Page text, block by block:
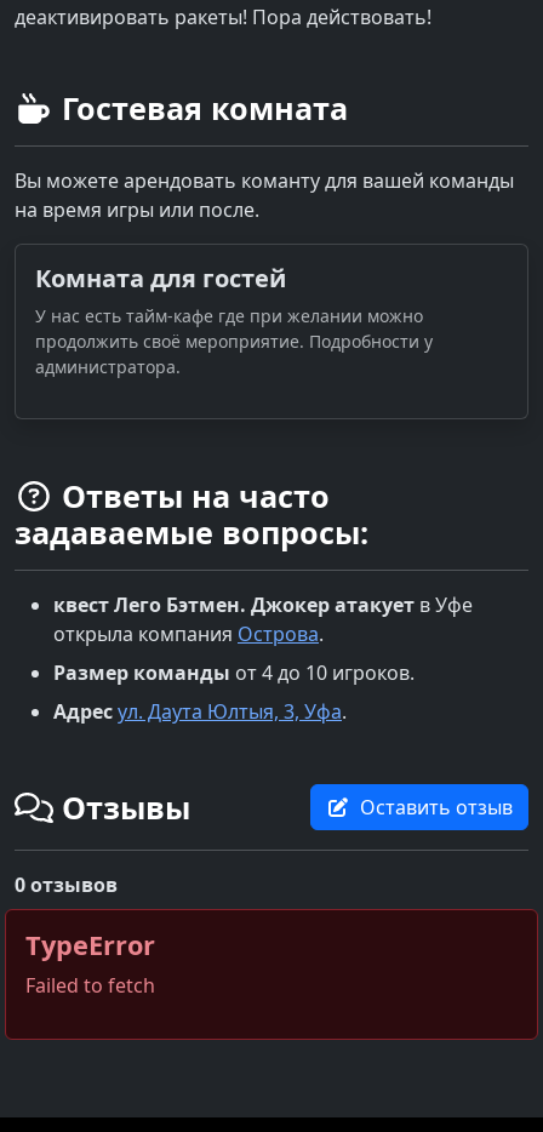
деактивировать ракеты! Пора действовать!
Гостевая комната
Вы можете арендовать команту для вашей команды
на время игры или после.
Комната для гостей
У нас есть тайм-кафе где при желании можно
продолжить своё мероприятие. Подробности у
администратора.
Ответы на часто
задаваемые вопросы:
квестЛего Бэтмен. Джокер атакует вУфе
открыла компания Острова.
Размер команды от 4 до 10 игроков.
Адресул. Даута Юлтыя, 3, Уфа.
Отзывы Оставить отзыв
0 отзывов
TypeError
Failed to fetch